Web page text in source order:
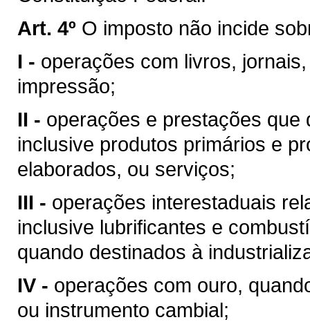
Art. 4º O imposto não incide
I - operações com livros,
impressão;
II - operações e prestações
inclusive produtos primários e
elaborados, ou serviços;
III - operações interestaduais
inclusive lubrificantes e
quando destinados à
IV - operações com ouro,
ou instrumento cambial;